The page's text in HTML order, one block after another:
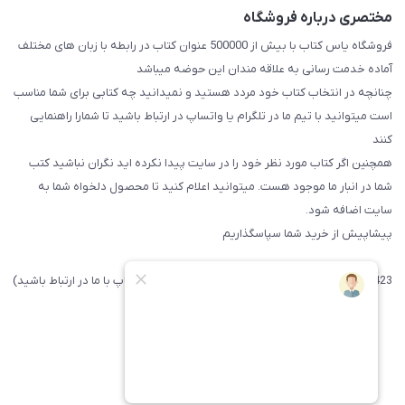
مختصری درباره فروشگاه
فروشگاه یاس کتاب با بیش از 500000 عنوان کتاب در رابطه با زبان های مختلف
آماده خدمت رسانی به علاقه مندان این حوضه میباشد
چنانچه در انتخاب کتاب خود مردد هستید و نمیدانید چه کتابی برای شما مناسب
است میتوانید با تیم ما در تلگرام یا واتساپ در ارتباط باشید تا شما‌را راهنمایی
کنند
همچنین اگر کتاب مورد نظر خود را در سایت پیدا نکرده اید نگران نباشید کتب
شما در انبار ما موجود هست. میتوانید اعلام کنید تا محصول دلخواه شما به
سایت اضافه شود.
پیشاپیش از خرید شما سپاسگذاریم
09371742423 (لطفا فقط پیامک داده و یا از طریق واتساپ با ما در ارتباط باشید)